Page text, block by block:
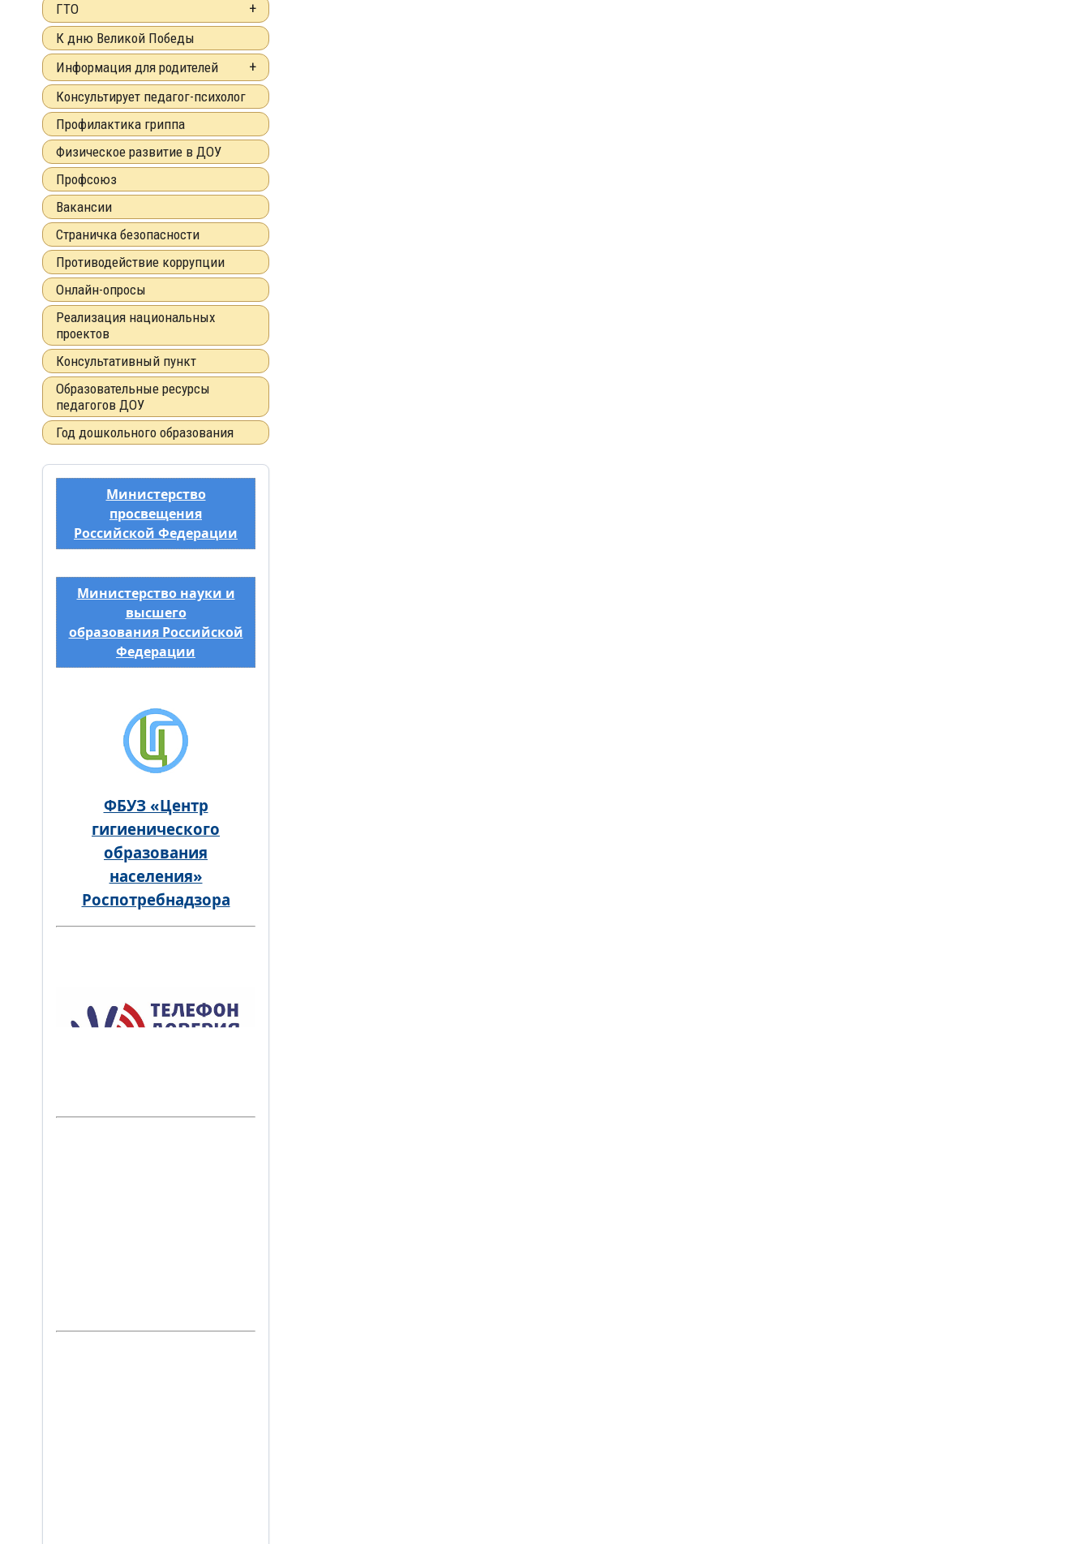
ГТО
К дню Великой Победы
Информация для родителей
Консультирует педагог-психолог
Профилактика гриппа
Физическое развитие в ДОУ
Профсоюз
Вакансии
Страничка безопасности
Противодействие коррупции
Онлайн-опросы
Реализация национальных
проектов
Консультативный пункт
Образовательные ресурсы
педагогов ДОУ
Год дошкольного образования
Министерство
просвещения
Российской Федерации
Министерство науки и
высшего
образования Российской
Федерации
ФБУЗ «Центр
гигиенического
образования
населения»
Роспотребнадзора